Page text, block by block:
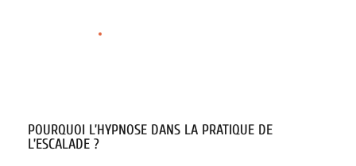
POURQUOI L’HYPNOSE DANS LA PRATIQUE DE
L’ESCALADE ?